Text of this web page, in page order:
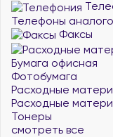
Телефоны
Факсы
Бумага офисная
Фотобумага
Расходные
Расходные
Тонеры
смотреть все